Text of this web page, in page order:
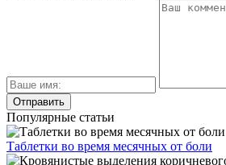
Популярные статьи
Таблетки во время месячных от боли